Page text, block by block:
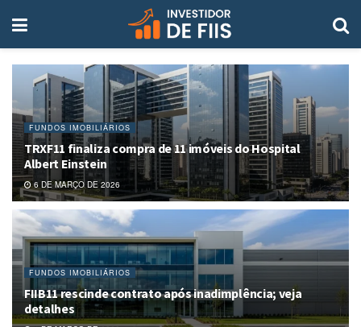
FUNDOS IMOBILIÁRIOS
TRXF11 finaliza compra de 11 imóveis do Hospital
Albert Einstein
6 DE MARÇO DE 2026
FUNDOS IMOBILIÁRIOS
FIIB11 rescinde contrato após inadimplência; veja
detalhes